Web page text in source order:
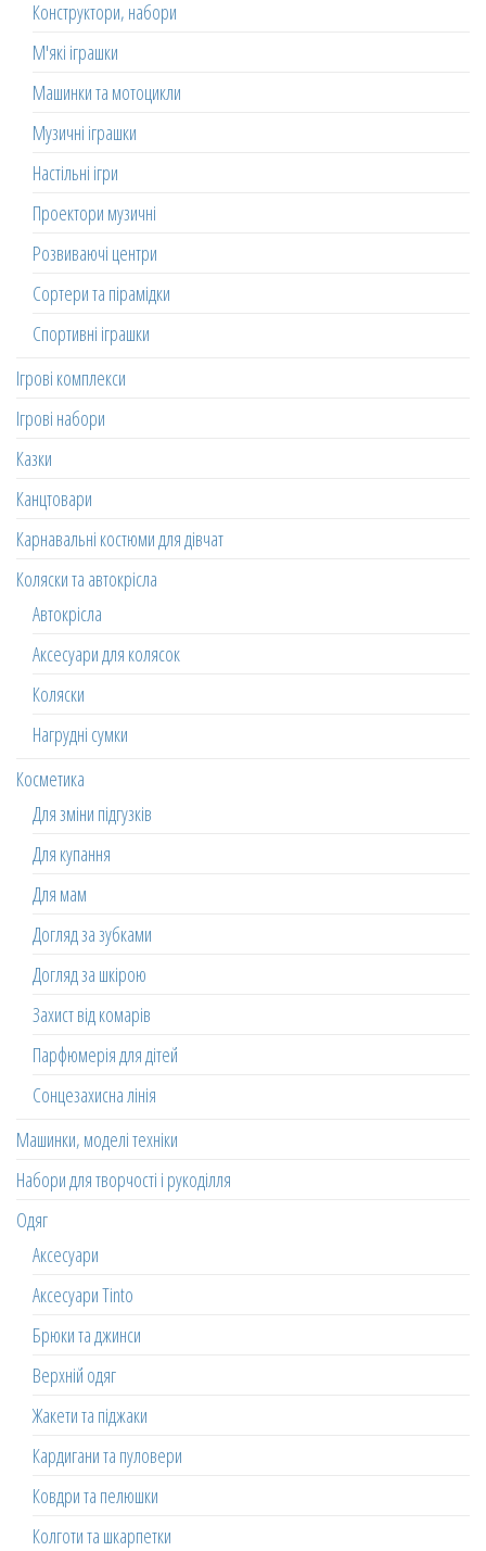
Конструктори, набори
М'які іграшки
Машинки та мотоцикли
Музичні іграшки
Настільні ігри
Проектори музичні
Розвиваючі центри
Сортери та пірамідки
Спортивні іграшки
Ігрові комплекси
Ігрові набори
Казки
Канцтовари
Карнавальні костюми для дівчат
Коляски та автокрісла
Автокрісла
Аксесуари для колясок
Коляски
Нагрудні сумки
Косметика
Для зміни підгузків
Для купання
Для мам
Догляд за зубками
Догляд за шкірою
Захист від комарів
Парфюмерія для дітей
Сонцезахисна лінія
Машинки, моделі техніки
Набори для творчості і рукоділля
Одяг
Аксесуари
Аксесуари Tinto
Брюки та джинси
Верхній одяг
Жакети та піджаки
Кардигани та пуловери
Ковдри та пелюшки
Колготи та шкарпетки